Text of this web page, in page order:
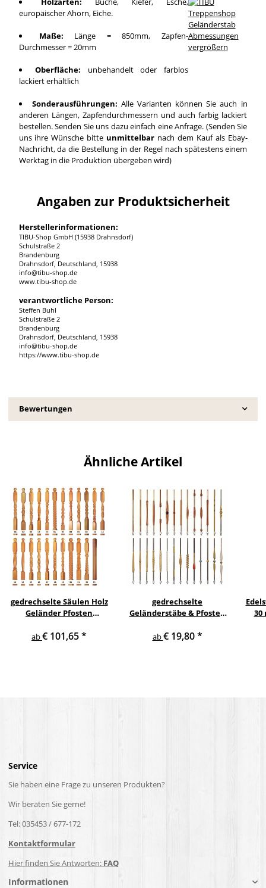
europäischer Ahorn, Eiche.
Maße: Länge = 850mm, Zapfen-
Durchmesser = 20mm
Oberfläche: unbehandelt oder farblos
lackiert erhältlich
vergrößern
Sonderausführungen: Alle Varianten können Sie auch in
anderen Längen, Zapfendurchmessern und auch farbig lackiert
bestellen. Senden Sie uns dazu einfach eine Anfrage. (Senden Sie
uns ihre Wünsche bitte unmittelbar nach dem Kauf als Ebay-
Nachricht, da die Bestellung in der Regel nach spätestens einem
Werktag in die Produktion übergeben wird)
Angaben zur Produktsicherheit
Herstellerinformationen:
TIBU-Shop GmbH (15938 Drahnsdorf)
Schulstraße 2
Brandenburg
Drahnsdorf, Deutschland, 15938
info@tibu-shop.de
www.tibu-shop.de
verantwortliche Person:
Steffen Buhl
Schulstraße 2
Brandenburg
Drahnsdorf, Deutschland, 15938
info@tibu-shop.de
https://www.tibu-shop.de
Bewertungen
Ähnliche Artikel
gedrechselte Säulen Holz
Geländer Pfosten
Holzpfosten Holzsäulen
ab€ 101,65*
gedrechselte
Geländerstäbe & Pfosten
Treppe Geländer Säule
ab€ 19,80*
30
Service
Sie haben eine Frage zu unseren Produkten?
Wir beraten Sie gerne!
Tel: 035453 / 677-172
Kontaktformular
Hier finden Sie Antworten: FAQ
Informationen